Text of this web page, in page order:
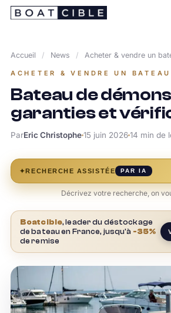
Passer
Accueil / News / Acheter & vendre un
ACHETER & VENDRE UN BATEAU
Bateau de
garanties et
ParEric Christophe15 juin 202614 min de
✦RECHERCHE ASSISTÉE PAR IA
Décrivez votre recherche, on
Boatcible, leader du déstockage
de bateau en France, jusqu'à -35%
de remise